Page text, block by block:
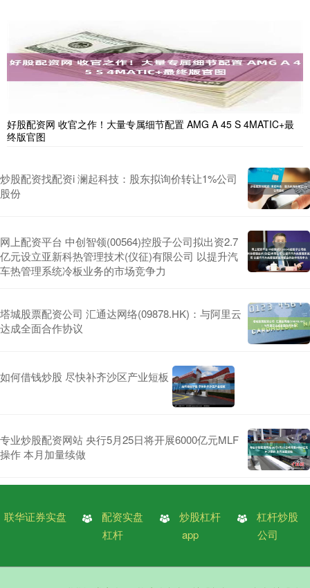
好股配资网 收官之作！大量专属细节配置 AMG A 45 S 4MATIC+最
终版官图
炒股配资找配资i 澜起科技：股东拟询价转让1%公司
股份
网上配资平台 中创智领(00564)控股子公司拟出资2.7
亿元设立亚新科热管理技术(仪征)有限公司 以提升汽
车热管理系统冷板业务的市场竞争力
塔城股票配资公司 汇通达网络(09878.HK)：与阿里云
达成全面合作协议
如何借钱炒股 尽快补齐沙区产业短板
专业炒股配资网站 央行5月25日将开展6000亿元MLF
操作 本月加量续做
联华证券实盘
配资实盘
杠杆
炒股杠杆
app
杠杆炒股
公司